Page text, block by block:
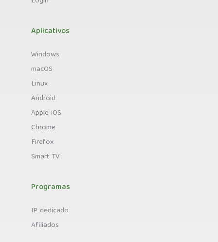
Aplicativos
Windows
macOS
Linux
Android
Apple iOS
Chrome
Firefox
Smart TV
Programas
IP dedicado
Afiliados